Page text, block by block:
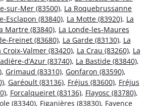
sur-Mer (83500), La Roquebrussanne
Esclapon (83840), La Motte (83920), La
Martre (83840), La Londe-les-Maures
Freinet (83680), La Garde (83130), La
Croix-Valmer (83420), La Crau (83260), La
d’Azur (83740), La Bastide (83840),
, Grimaud (83310), Gonfaron (83590),
, Garéoult (83136), Fréjus (83600), Fréjus
, Forcalqueiret (83136), Flayosc (83780),
(83340), Figanières (83830), Fayence